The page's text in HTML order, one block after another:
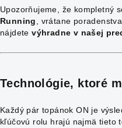
Upozorňujeme, že kompletný
Running
, vrátane
nájdete výhradne v našej
Technológie, ktoré
Každý pár topánok ON je
kľúčovú rolu hrajú najmä tieto